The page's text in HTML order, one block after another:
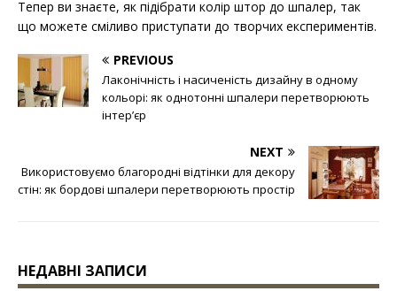
Тепер ви знаєте, як підібрати колір штор до шпалер, так
що можете сміливо приступати до творчих експериментів.
PREVIOUS
Лаконічність і насиченість дизайну в одному
кольорі: як однотонні шпалери перетворюють
інтер’єр
NEXT
Використовуємо благородні відтінки для декору
стін: як бордові шпалери перетворюють простір
НЕДАВНІ ЗАПИСИ